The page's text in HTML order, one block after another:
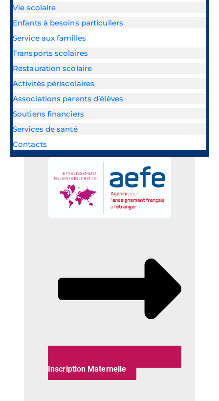
Vie scolaire
Enfants à besoins particuliers
Service aux familles
Transports scolaires
Restauration scolaire
Activités périscolaires
Associations parents d’élèves
Soutiens financiers
Services de santé
Contacts
Inscription Maternelle